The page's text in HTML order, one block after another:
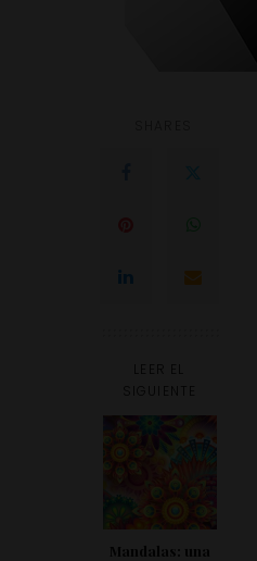
SIGUIENTE
Mandalas: una